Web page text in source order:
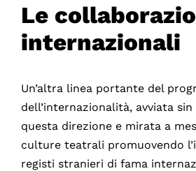
Le
internazionali
Un’altra linea portante del
dell’internazionalità, avviata sin
questa direzione e mirata a
culture teatrali promuovendo
registi stranieri di fama